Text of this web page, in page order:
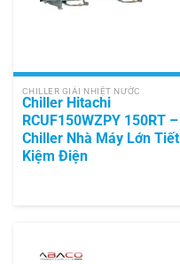
CHILLER GIẢI NHIỆT NƯỚC
Chiller Hitachi
RCUF150WZPY 150RT –
Chiller Nhà Máy Lớn Tiết
Kiệm Điện